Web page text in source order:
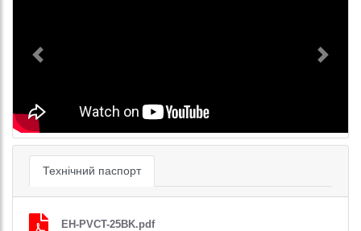
Previous Next
Технічний паспорт
EH-PVCT-25BK.pdf